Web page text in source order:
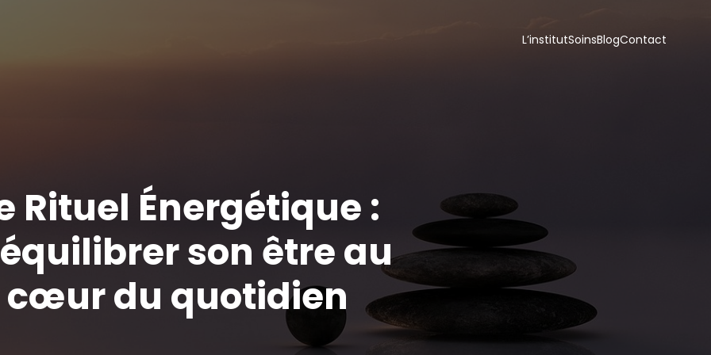
L’institutSoinsBlogContact
Rituel Énergétique :
son être au
cœur du quotidien